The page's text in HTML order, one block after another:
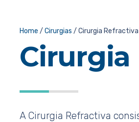
Home / Cirurgias / Cirurgia Refractiva
Cirurgia
A Cirurgia Refractiva